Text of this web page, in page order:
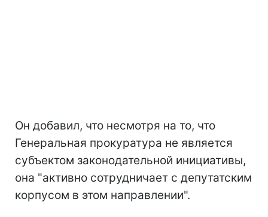
Он добавил, что несмотря на то, что
Генеральная прокуратура не является
субъектом законодательной инициативы,
она "активно сотрудничает с депутатским
корпусом в этом направлении".